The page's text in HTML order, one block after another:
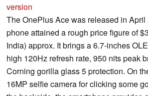
version
The OnePlus Ace was released in
phone attained a rough price figure of
India) approx. It brings a 6.7-inches
high 120Hz refresh rate, 950 nits peak
Corning gorilla glass 5 protection. On
16MP selfie camera for clicking some